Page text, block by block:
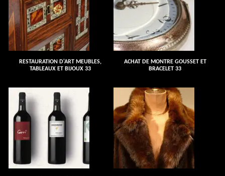
RESTAURATION D'ART MEUBLES,
TABLEAUX ET BIJOUX 33
ACHAT DE MONTRE GOUSSET ET
BRACELET 33